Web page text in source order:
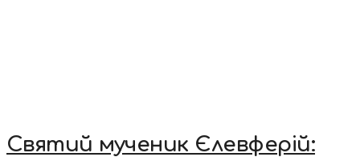
Святий мученик Єлевферій: